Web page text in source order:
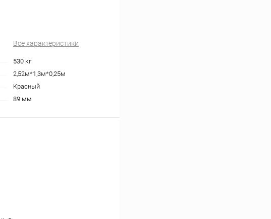
Все характеристики
530 кг
2,52м*1,3м*0,25м
Красный
89 мм